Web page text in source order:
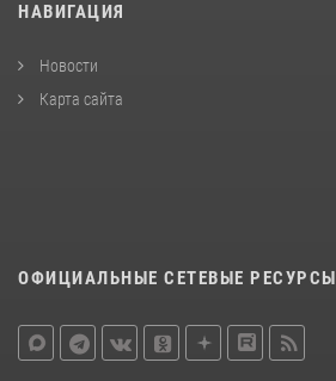
НАВИГАЦИЯ
Новости
Карта сайта
ОФИЦИАЛЬНЫЕ СЕТЕВЫЕ РЕСУРСЫ